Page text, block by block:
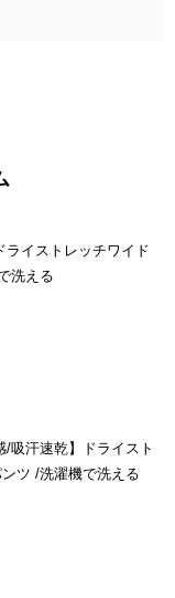
ライストレッチワイド
洗える
/吸汗速乾】ドライスト
ツ /洗濯機で洗える